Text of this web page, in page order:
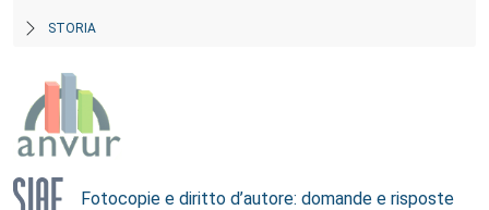
STORIA
Fotocopie e diritto d’autore: domande e risposte